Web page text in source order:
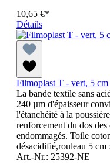
10,65 €*
Détails
Filmoplast T - vert, 5 cm
La bande textile sans
240 µm d'épaisseur
l'étanchéité à la
renforcement du dos
endommagés. Toile
désacidifié,rouleau 5
Art.-Nr.: 25392-NE